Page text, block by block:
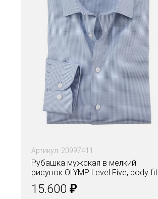
Артикул: 20997411
Рубашка мужская в мелкий
рисунок OLYMP Level Five, body fit
15.600 ₽